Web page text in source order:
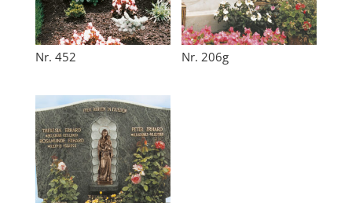
Nr. 452 Nr. 206g